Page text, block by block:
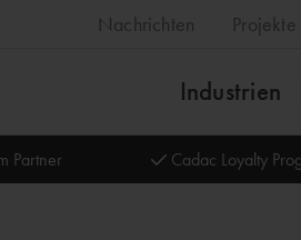
Nachrichten Projekte
Industrien
Partner Cadac Loyalty